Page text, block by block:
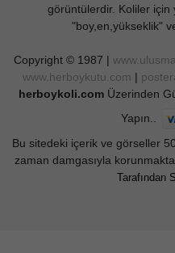
görüntülerdir. Koliler için
"boy,en,yükseklik"
Copyright © 1987 |
www.herboykutu.com |
herboykoli.comÜzerinden
Yapın..
Bu sitedeki içerik ve görseller
zaman damgasıyla
Tarafından